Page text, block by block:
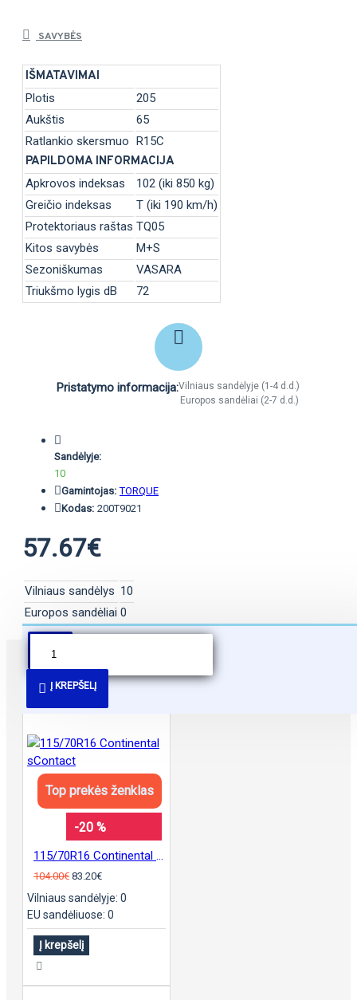
SAVYBĖS
IŠMATAVIMAI
Plotis
205
Aukštis
65
Ratlankio skersmuo R15C
PAPILDOMA INFORMACIJA
Apkrovos indeksas
102 (iki 850 kg)
Greičio indeksas
T (iki 190 km/h)
Protektoriaus raštas TQ05
Kitos savybės
M+S
Sezoniškumas
VASARA
Triukšmo lygis dB
72
Pristatymo informacija:Vilniaus sandėlyje (1-4 d.d.)
Europos sandėliai (2-7 d.d.)
Sandėlyje:
10
Gamintojas: TORQUE
Kodas: 200T9021
57.67€
Vilniaus sandėlys 10
Europos sandėliai 0
Į KREPŠELĮ
PANAŠŪS PASIŪLYMAI
Top prekės ženklas
-20 %
104.00€ 83.20€
Vilniaus sandėlyje: 0
EU sandėliuose: 0
Į krepšelį